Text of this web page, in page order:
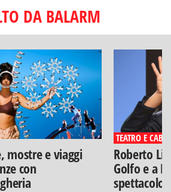
DA BALARM
mostre e viaggi
con
TEATRO E
Roberto
Golfo e a
spettacolo"